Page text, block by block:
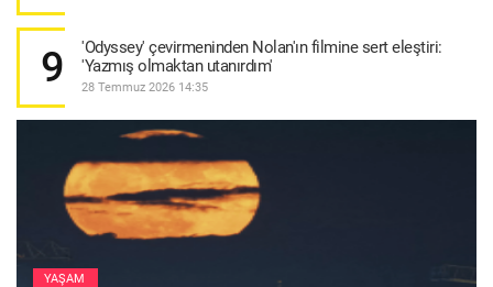
9
'Odyssey' çevirmeninden Nolan'ın filmine sert eleştiri:
'Yazmış olmaktan utanırdım'
28 Temmuz 2026 14:35
YAŞAM